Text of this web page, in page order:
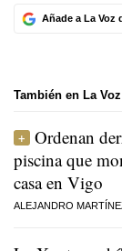
Añade a La Voz
También en La Voz
Ordenan
piscina que
casa en Vigo
ALEJANDRO